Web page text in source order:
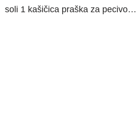
soli 1 kašičica praška za pecivo…